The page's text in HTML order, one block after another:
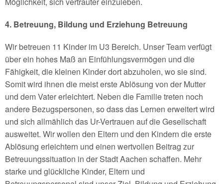
4. Betreuung, Bildung und Erziehung Betreuung
Wir betreuen 11 Kinder im U3 Bereich. Unser Team verfügt
über ein hohes Maß an Einfühlungsvermögen und die
Fähigkeit, die kleinen Kinder dort abzuholen, wo sie sind.
Somit wird ihnen die meist erste Ablösung von der Mutter
und dem Vater erleichtert. Neben die Familie treten noch
andere Bezugspersonen, so dass das Lernen erweitert wird
und sich allmählich das Ur-Vertrauen auf die Gesellschaft
ausweitet. Wir wollen den Eltern und den Kindern die erste
Ablösung erleichtern und einen wertvollen Beitrag zur
Betreuungssituation in der Stadt Aachen schaffen. Mehr
starke und glückliche Kinder, Eltern und